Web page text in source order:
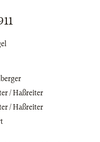
/ Haßreiter
/ Haßreiter